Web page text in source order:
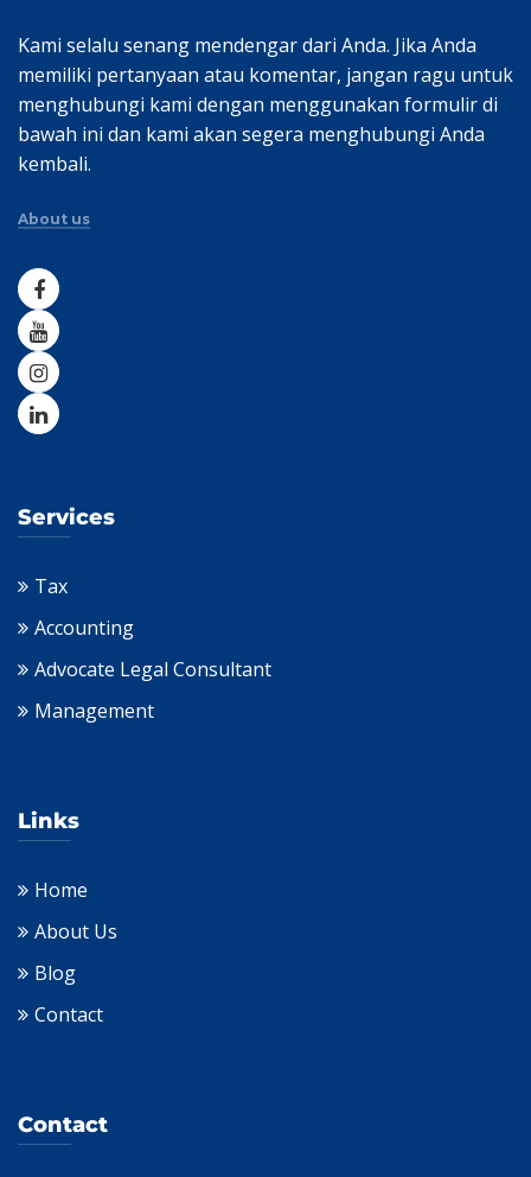
Kami selalu senang mendengar dari Anda. Jika Anda
memiliki pertanyaan atau komentar, jangan ragu untuk
menghubungi kami dengan menggunakan formulir di
bawah ini dan kami akan segera menghubungi Anda
kembali.
About us
Services
Tax
Accounting
Advocate Legal Consultant
Management
Links
Home
About Us
Blog
Contact
Contact